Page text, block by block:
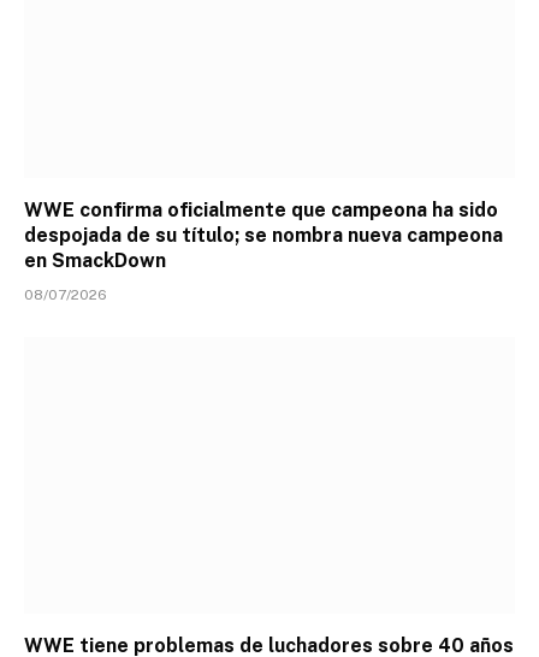
WWE confirma oficialmente que campeona ha sido
despojada de su título; se nombra nueva campeona
en SmackDown
08/07/2026
WWE tiene problemas de luchadores sobre 40 años